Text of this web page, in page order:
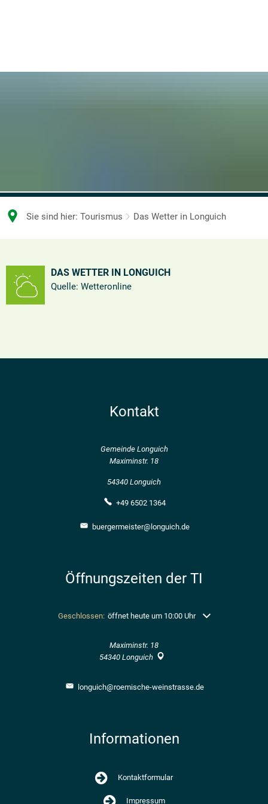
Sie sind hier: Tourismus Das Wetter in Longuich
Wetter
Longuich
DAS WETTER IN LONGUICH
Quelle: Wetteronline
Kontakt
Gemeinde Longuich
Maximinstr. 18
54340 Longuich
+49 6502 1364
buergermeister@longuich.de
Öffnungszeiten der TI
Klicken, um weitere Öffnungs- oder Schließzeiten
Geschlossen: öffnet heute um 10:00 Uhr
Maximinstr. 18
54340 Longuich
longuich@roemische-weinstrasse.de
Informationen
Kontaktformular
Impressum